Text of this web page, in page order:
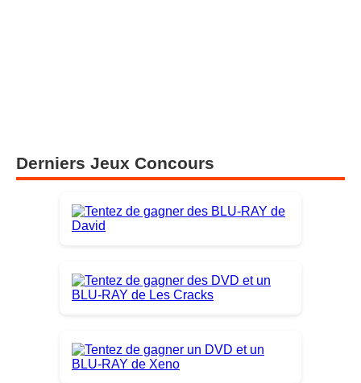
Derniers Jeux Concours